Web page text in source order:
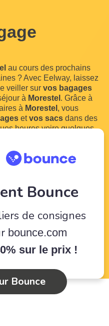
au cours des prochains
? Avec Eelway, laissez
veiller sur vos bagages
à Morestel . Grâce à
à Morestel , vous
etvos sacs dans des
heures voire quelques
les rues de
Bounce
de consignes
bounce.com
sur le prix !
Bounce